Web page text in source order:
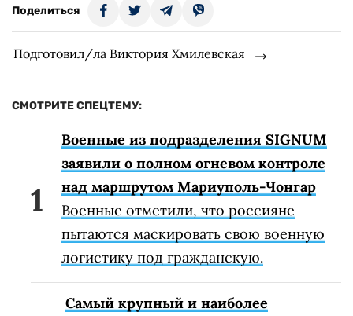
Поделиться
Подготовил/ла Виктория Хмилевская
СМОТРИТЕ СПЕЦТЕМУ:
Военные из подразделения SIGNUM
заявили о полном огневом контроле
над маршрутом Мариуполь-Чонгар
Военные отметили, что россияне
пытаются маскировать свою военную
логистику под гражданскую.
Самый крупный и наиболее